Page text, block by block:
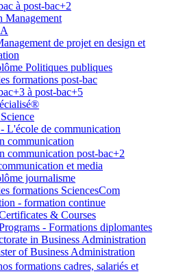
à post-bac+2
Management
de projet en design et
Politiques publiques
formations post-bac
à post-bac+5
L'école de communication
communication
communication post-bac+2
et media
journalisme
formations SciencesCom
- formation continue
& Courses
- Formations diplomantes
in Business Administration
of Business Administration
formations cadres, salariés et